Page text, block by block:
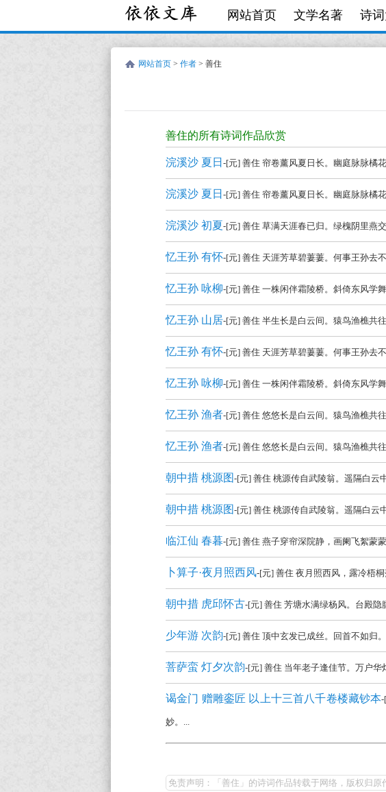
网站首页 文学名著 诗
网站首页 > 作者 > 善住
善
善住的所有诗词作品欣赏
浣溪沙 夏日 -[元] 善住 帘卷薰风夏日长。幽庭脉脉橘
浣溪沙 夏日 -[元] 善住 帘卷薰风夏日长。幽庭脉脉橘
浣溪沙 初夏-[元] 善住 草满天涯春已归。绿槐阴里燕
忆王孙 有怀-[元] 善住 天涯芳草碧萋萋。何事王孙去
忆王孙 咏柳-[元] 善住 一株闲伴霜陵桥。斜倚东风学
忆王孙 山居-[元] 善住 半生长是白云间。猿鸟渔樵共
忆王孙 有怀-[元] 善住 天涯芳草碧萋萋。何事王孙去
忆王孙 咏柳-[元] 善住 一株闲伴霜陵桥。斜倚东风学
忆王孙 渔者-[元] 善住 悠悠长是白云间。猿鸟渔樵共
忆王孙 渔者-[元] 善住 悠悠长是白云间。猿鸟渔樵共
朝中措 桃源图 -[元] 善住 桃源传自武陵翁。遥隔白云
朝中措 桃源图 -[元] 善住 桃源传自武陵翁。遥隔白云
临江仙 春暮-[元] 善住 燕子穿帘深院静，画阑飞絮蒙
卜算子·夜月照西风-[元] 善住 夜月照西风，露冷梧
朝中措 虎邱怀古-[元] 善住 芳塘水满绿杨风。台殿
少年游 次韵-[元] 善住 顶中玄发已成丝。回首不如归
菩萨蛮 灯夕次韵-[元] 善住 当年老子逢佳节。万户
谒金门 赠雕銮匠 以上十三首八千卷楼藏钞本-
妙。...
住
免责声明：「善住」的诗词作品转载于网络，版权归